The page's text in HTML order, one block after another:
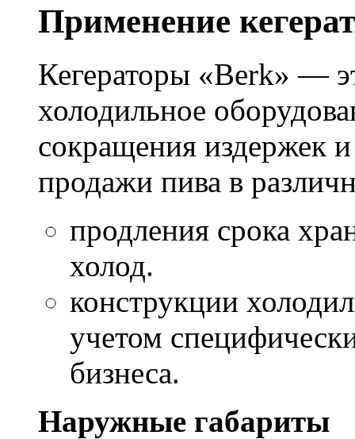
Применение
Кегераторы «Berk» —
холодильное
сокращения издержек
продажи пива в
продления срока
холод.
конструкции
учетом
бизнеса.
Наружные габариты